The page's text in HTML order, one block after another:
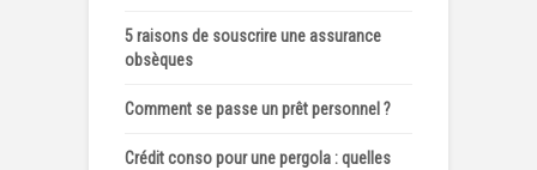
5 raisons de souscrire une assurance
obsèques
Comment se passe un prêt personnel ?
Crédit conso pour une pergola : quelles